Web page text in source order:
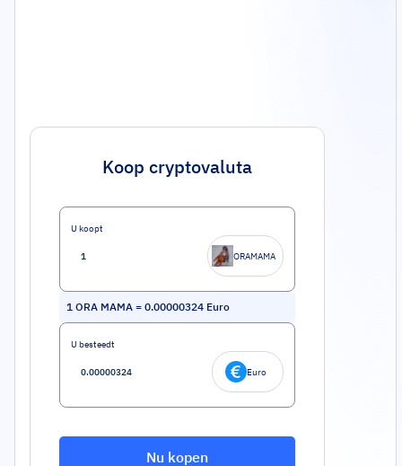
Koop cryptovaluta
U koopt
ORAMAMA
1 ORA MAMA = 0.00000324 Euro
U besteedt
Euro
Nu kopen